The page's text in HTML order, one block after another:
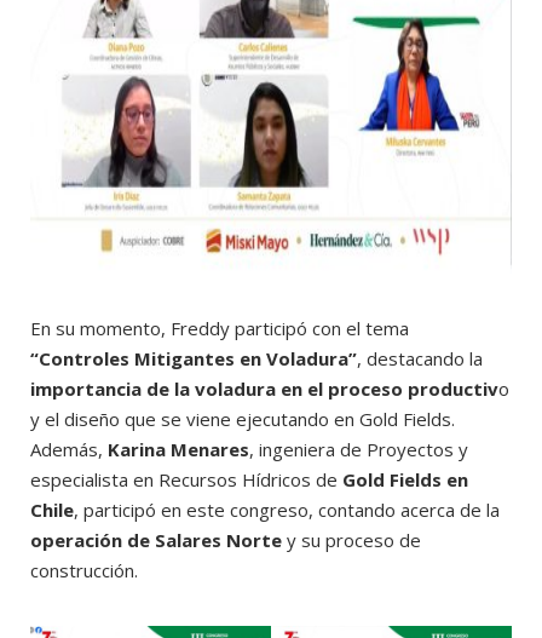
En su momento, Freddy participó con el tema
“Controles Mitigantes en Voladura”, destacando la
importancia de la voladura en el proceso productivo
y el diseño que se viene ejecutando en Gold Fields.
Además, Karina Menares, ingeniera de Proyectos y
especialista en Recursos Hídricos de Gold Fields en
Chile, participó en este congreso, contando acerca de la
operación de Salares Norte y su proceso de
construcción.